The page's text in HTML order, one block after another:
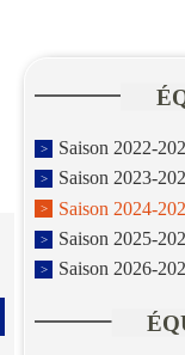
Saison 2022-
Saison 2023-
Saison 2024-
Saison 2025-
Saison 2026-